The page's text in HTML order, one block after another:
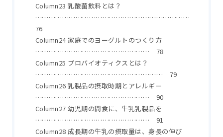
Column23 乳酸菌飲料とは？
……………………………………………………………
76
Column24 家庭でのヨーグルトのつくり方
…………………………………………… 78
Column25 プロバイオティクスとは？
………………………………………………… 79
Column26 乳製品の摂取時期とアレルギー
…………………………………………… 90
Column27 幼児期の間食に、牛乳乳製品を
…………………………………………… 91
Column28 成長期の牛乳の摂取量は、身長の伸び